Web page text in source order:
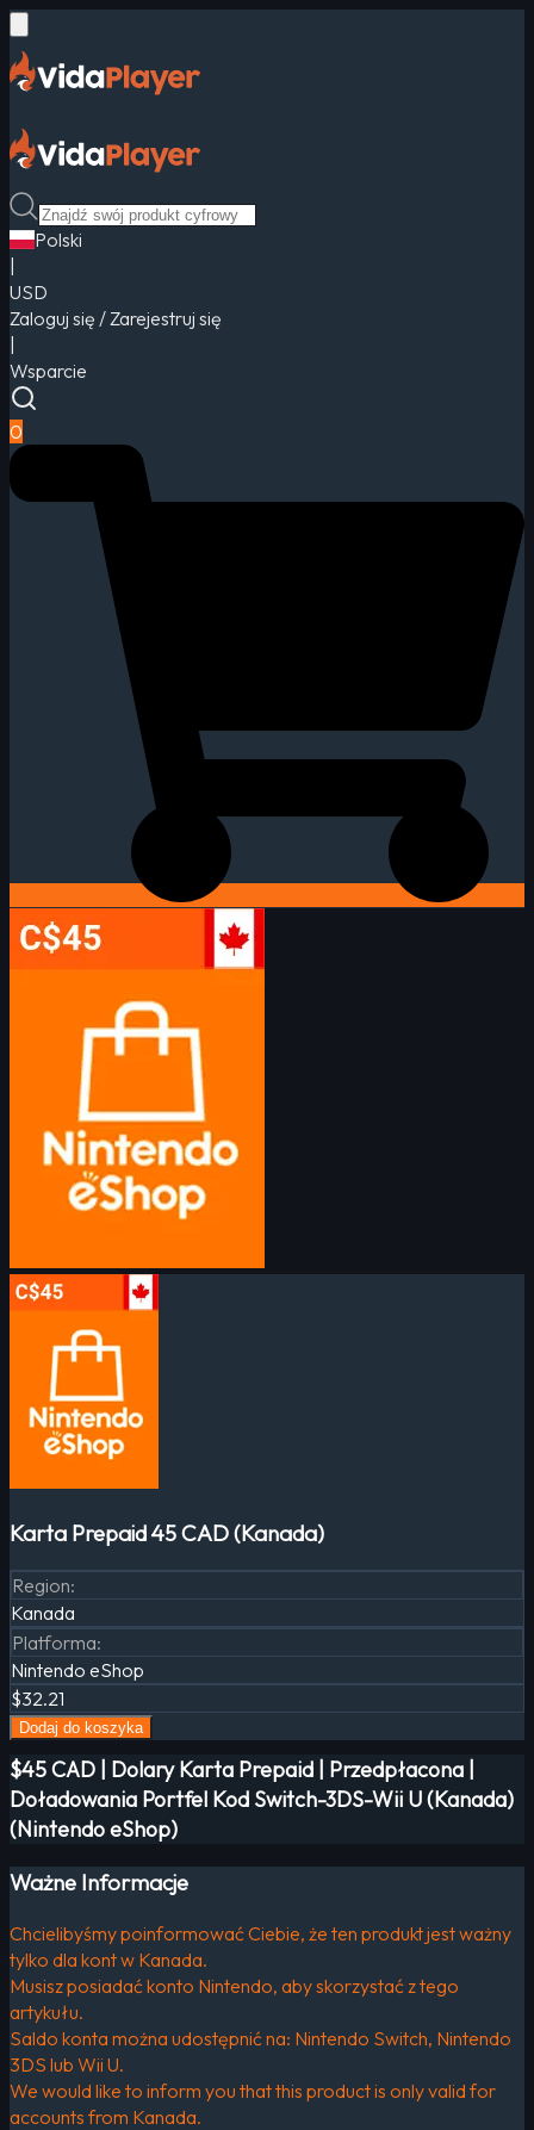
Polski
USD
Zaloguj się / Zarejestruj się
Wsparcie
0
Karta Prepaid 45 CAD (Kanada)
Region:
Kanada
Platforma:
Nintendo eShop
$32.21
Dodaj do koszyka
$45 CAD | Dolary Karta Prepaid | Przedpłacona |
Doładowania Portfel Kod Switch-3DS-Wii U (Kanada)
(Nintendo eShop)
Ważne Informacje
Chcielibyśmy poinformować Ciebie, że ten produkt jest ważny
tylko dla kont w Kanada.
Musisz posiadać konto Nintendo, aby skorzystać z tego
artykułu.
Saldo konta można udostępnić na: Nintendo Switch, Nintendo
3DS lub Wii U.
We would like to inform you that this product is only valid for
accounts from Kanada.